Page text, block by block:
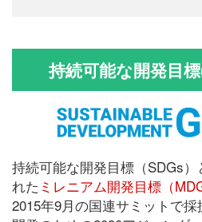
持続可能な開発目
持続可能な開発目標（SDGs）
れた ミレニアム開発目標（
2015年9月の国連サミットで